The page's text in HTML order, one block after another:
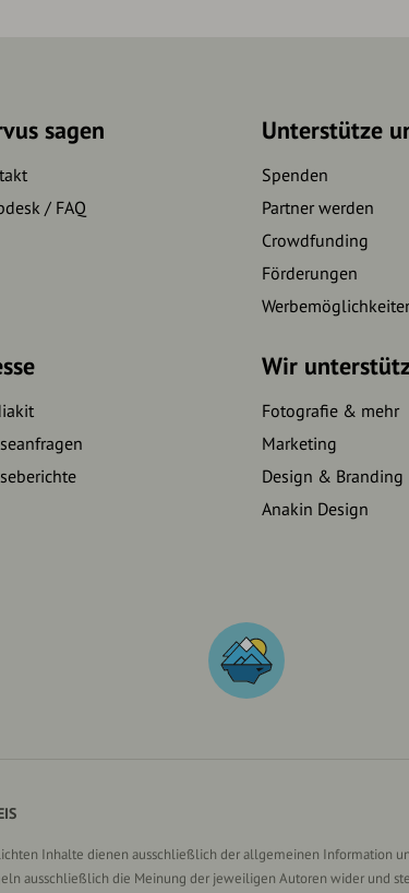
sagen
/ FAQ
Unterstütze
Spenden
Partner werden
Crowdfunding
Förderungen
Wir
Fotografie & mehr
Marketing
Design & Branding
Anakin Design
Inhalte dienen ausschließlich der allgemeinen Information
ausschließlich die Meinung der jeweiligen Autoren wider und